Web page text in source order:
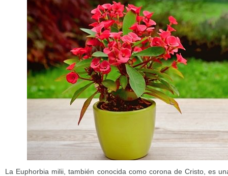
La Euphorbia milii, también conocida como corona de Cristo, es